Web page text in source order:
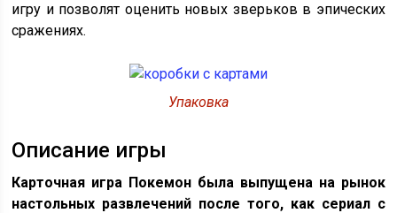
игру и позволят оценить новых зверьков в эпических
сражениях.
Упаковка
Описание игры
Карточная игра Покемон была выпущена на рынок
настольных развлечений после того, как сериал с